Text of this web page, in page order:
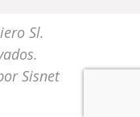
Sl.
Sisnet